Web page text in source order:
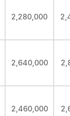
2,280,000
2,640,000
2,460,000